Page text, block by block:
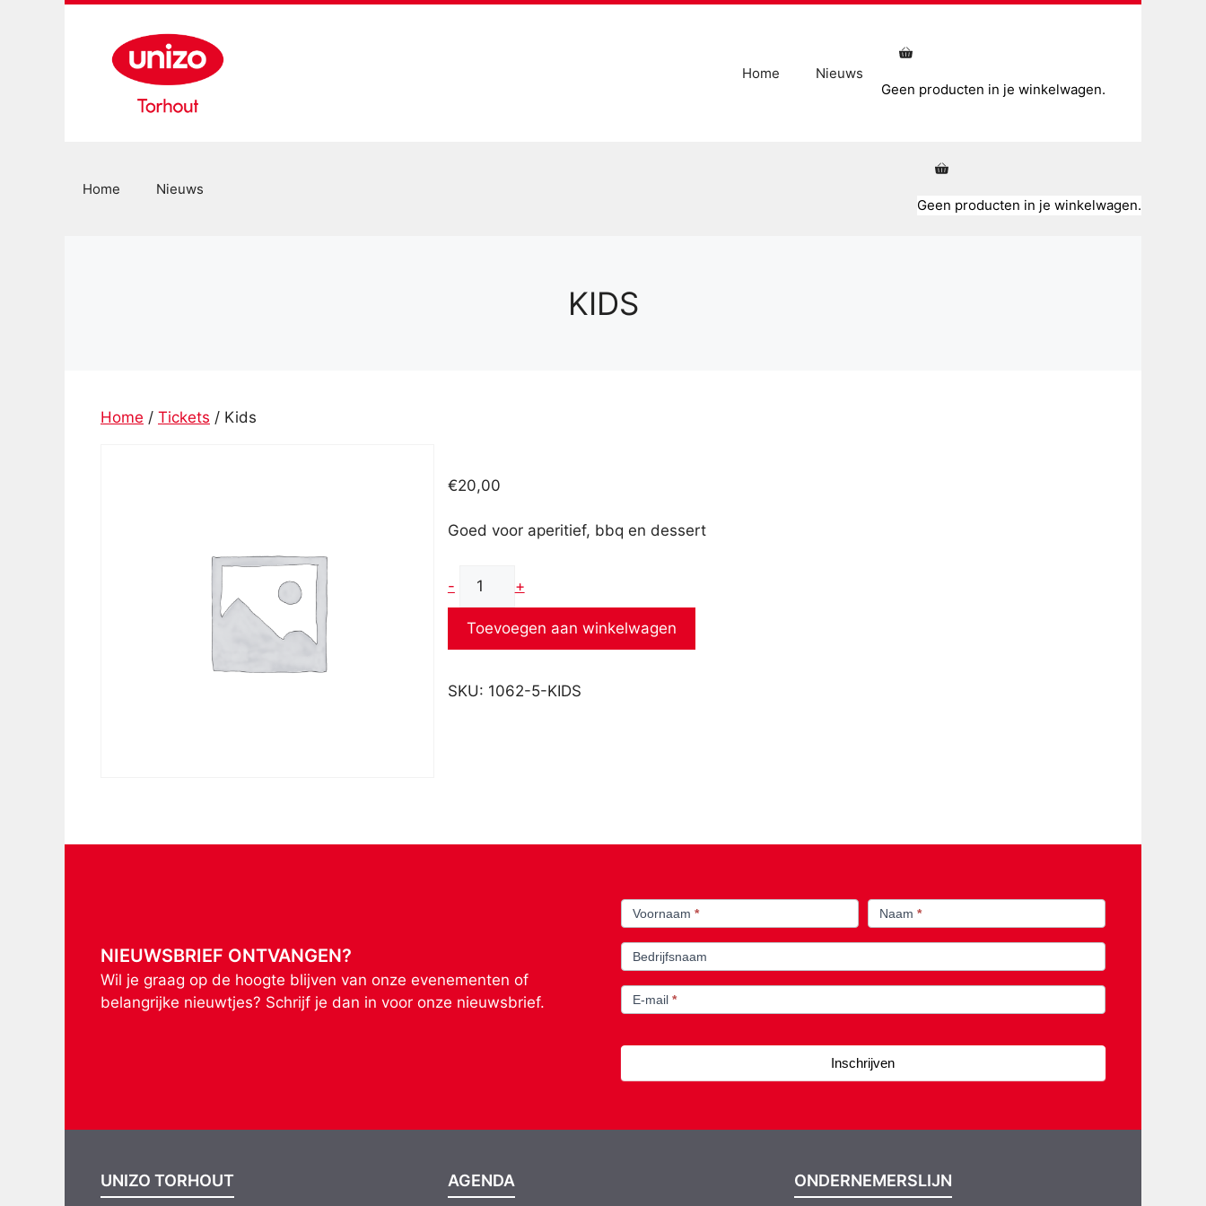
Home
Nieuws
Geen producten in je winkelwagen.
Home
Nieuws
Geen producten in je winkelwagen.
KIDS
Home / Tickets / Kids
€20,00
Goed voor aperitief, bbq en dessert
-
aantal
+
Toevoegen aan winkelwagen
SKU: 1062-5-KIDS
NIEUWSBRIEF ONTVANGEN?
Wil je graag op de hoogte blijven van onze evenementen of
belangrijke nieuwtjes? Schrijf je dan in voor onze nieuwsbrief.
nieuwsbrief
Voornaam * Naam*
Bedrijfsnaam
E-mail *
Inschrijven
UNIZO TORHOUT AGENDA ONDERNEMERSLIJN